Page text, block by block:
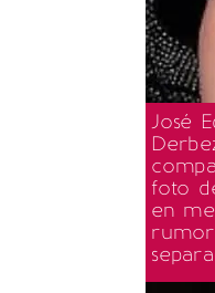
José
foto
en